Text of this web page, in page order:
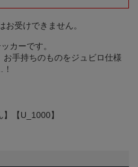
受けできません。
カーです。
手持ちのものをジュビロ仕様
【U_1000】